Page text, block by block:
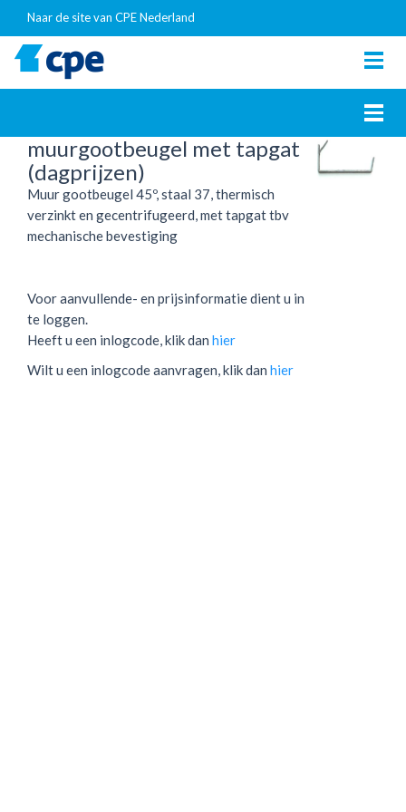
Naar de site van CPE Nederland
muurgootbeugel met tapgat
(dagprijzen)
Muur gootbeugel 45º, staal 37, thermisch
verzinkt en gecentrifugeerd, met tapgat tbv
mechanische bevestiging
Voor aanvullende- en prijsinformatie dient u in
te loggen.
Heeft u een inlogcode, klik dan hier
Wilt u een inlogcode aanvragen, klik dan hier